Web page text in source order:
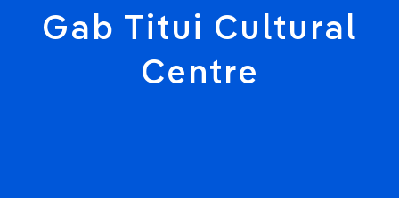
Gab Titui Cultural
Centre